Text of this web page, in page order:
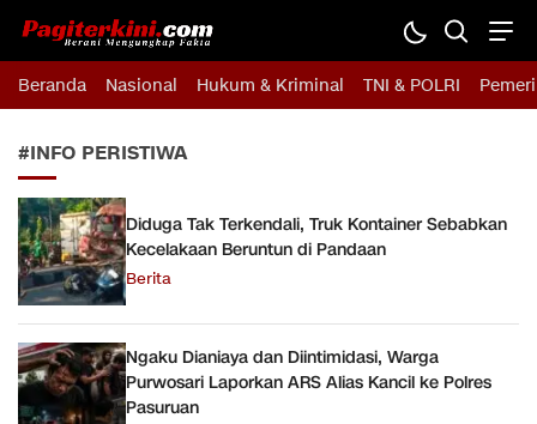
Pagiterkini.com
Berani Mengungkap Fakta
Beranda Nasional Hukum & Kriminal TNI & POLRI
#INFO PERISTIWA
Diduga Tak Terkendali, Truk Kontainer Sebabkan
Kecelakaan Beruntun di Pandaan
Berita
Ngaku Dianiaya dan Diintimidasi, Warga
Purwosari Laporkan ARS Alias Kancil ke Polres
Pasuruan